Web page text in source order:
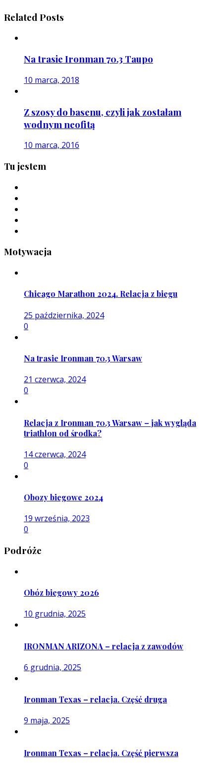
Related Posts
Na trasie Ironman 70.3 Taupo
10 marca, 2018
Z szosy do basenu, czyli jak zostałam
wodnym neofitą
10 marca, 2016
Tu jestem
Motywacja
Chicago Marathon 2024. Relacja z biegu
25 października, 2024
0
Na trasie Ironman 70.3 Warsaw
21 czerwca, 2024
0
Relacja z Ironman 70.3 Warsaw – jak wygląda
triathlon od środka?
14 czerwca, 2024
0
Obozy biegowe 2024
19 września, 2023
0
Podróże
Obóz biegowy 2026
10 grudnia, 2025
IRONMAN ARIZONA – relacja z zawodów
6 grudnia, 2025
Ironman Texas – relacja. Część druga
9 maja, 2025
Ironman Texas – relacja. Część pierwsza